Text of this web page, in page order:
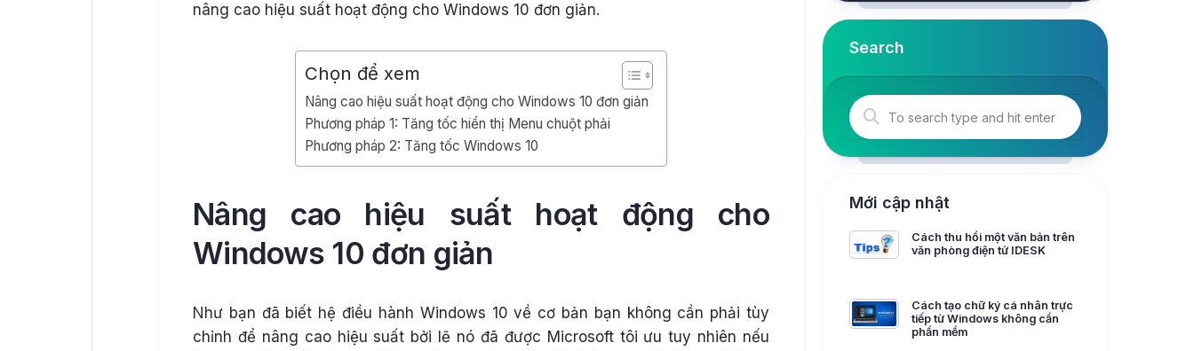
nâng cao hiệu suất hoạt động cho Windows 10 đơn giản.
Chọn để xem
Nâng cao hiệu suất hoạt động cho Windows 10 đơn giản
Phương pháp 1: Tăng tốc hiển thị Menu chuột phải
Phương pháp 2: Tăng tốc Windows 10
Nâng cao hiệu suất hoạt động cho
Windows 10 đơn giản
Như bạn đã biết hệ điều hành Windows 10 về cơ bản bạn không cần phải tùy
chỉnh để nâng cao hiệu suất bởi lẽ nó đã được Microsoft tôi ưu tuy nhiên nếu
Search
Mới cập nhật
Cách thu hồi một văn bản trên
văn phòng điện tử IDESK
Cách tạo chữ ký cá nhân trực
tiếp từ Windows không cần
phần mềm